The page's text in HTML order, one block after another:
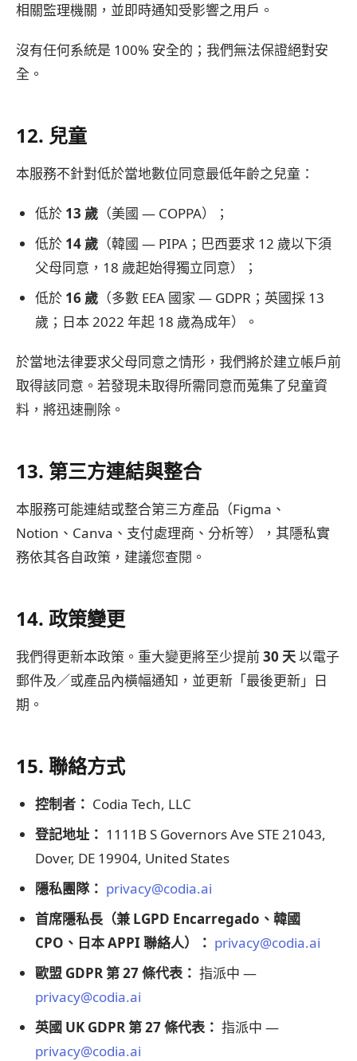
相關監理機關，並即時通知受影響之用戶。
沒有任何系統是 100% 安全的；我們無法保證絕對安
全。
12. 兒童
本服務不針對低於當地數位同意最低年齡之兒童：
低於 13 歲 （美國 — COPPA）；
低於 14 歲 （韓國 — PIPA；巴西要求 12 歲以下須
父母同意，18 歲起始得獨立同意）；
低於 16 歲 （多數 EEA 國家 — GDPR；英國採 13
歲；日本 2022 年起 18 歲為成年）。
於當地法律要求父母同意之情形，我們將於建立帳戶前
取得該同意。若發現未取得所需同意而蒐集了兒童資
料，將迅速刪除。
13. 第三方連結與整合
本服務可能連結或整合第三方產品（Figma、
Notion、Canva、支付處理商、分析等），其隱私實
務依其各自政策，建議您查閱。
14. 政策變更
我們得更新本政策。重大變更將至少提前 30 天以電子
郵件及／或產品內橫幅通知，並更新「最後更新」日
期。
15. 聯絡方式
控制者： Codia Tech, LLC
登記地址： 1111B S Governors Ave STE 21043,
Dover, DE 19904, United States
隱私團隊： privacy@codia.ai
首席隱私長（兼 LGPD Encarregado、韓國
CPO、日本 APPI 聯絡人）： privacy@codia.ai
歐盟 GDPR 第 27 條代表： 指派中 —
privacy@codia.ai
英國 UK GDPR 第 27 條代表： 指派中 —
privacy@codia.ai